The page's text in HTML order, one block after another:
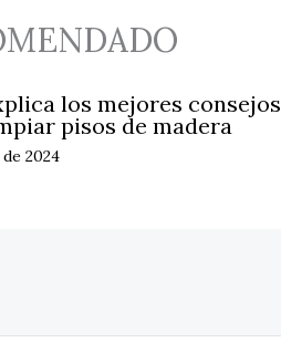
los mejores
pisos de madera
2024